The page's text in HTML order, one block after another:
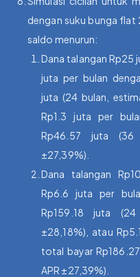
dengan suku bunga flat
saldo menurun:
Dana talangan Rp25
juta per bulan
juta (24 bulan,
Rp1.3 juta per
Rp46.57 juta (36
±27,39%).
Dana talangan
Rp6.6 juta per
Rp159.18 juta
±28,18%), atau
total bayar
APR ±27,39%).